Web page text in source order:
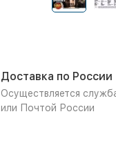
Доставка по России
Осуществляется
или Почтой России